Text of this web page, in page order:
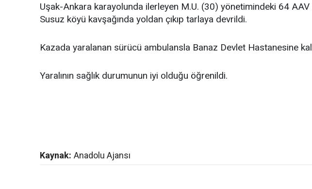
Uşak-Ankara karayolunda ilerleyen M.U. (30) yönetimindeki 64
Susuz köyü kavşağında yoldan çıkıp tarlaya devrildi.
Kazada yaralanan sürücü ambulansla Banaz Devlet Hastanesine
Yaralının sağlık durumunun iyi olduğu öğrenildi.
Kaynak: Anadolu Ajansı